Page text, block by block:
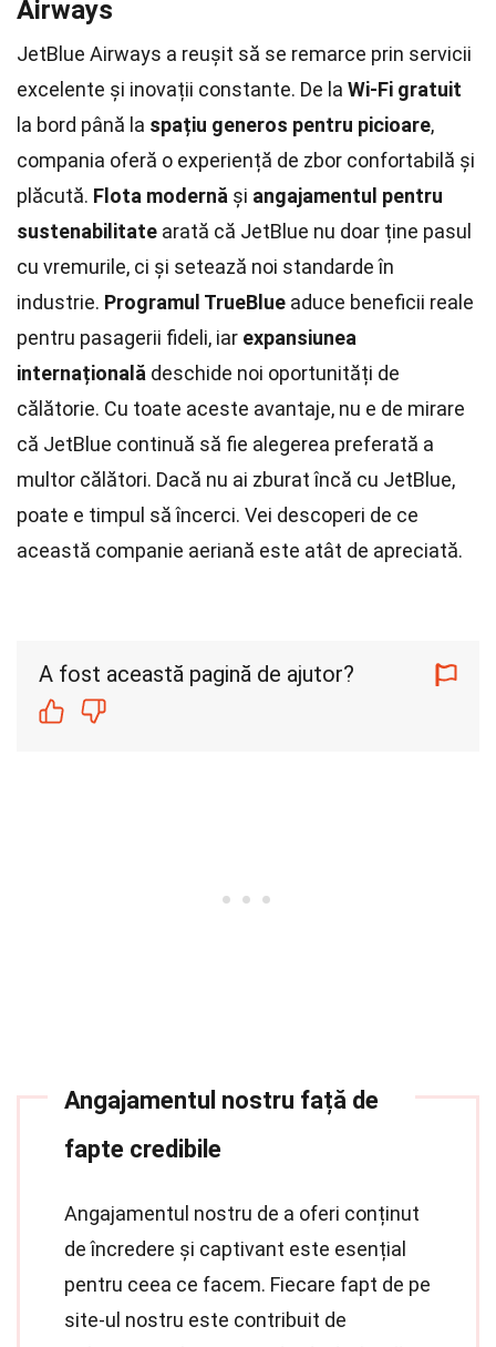
Airways
JetBlue Airways a reușit să se remarce prin servicii
excelente și inovații constante. De la Wi-Fi gratuit
la bord până la spațiu generos pentru picioare,
compania oferă o experiență de zbor confortabilă și
plăcută. Flota modernă și angajamentul pentru
sustenabilitate arată că JetBlue nu doar ține pasul
cu vremurile, ci și setează noi standarde în
industrie. Programul TrueBlue aduce beneficii reale
pentru pasagerii fideli, iar expansiunea
internațională deschide noi oportunități de
călătorie. Cu toate aceste avantaje, nu e de mirare
că JetBlue continuă să fie alegerea preferată a
multor călători. Dacă nu ai zburat încă cu JetBlue,
poate e timpul să încerci. Vei descoperi de ce
această companie aeriană este atât de apreciată.
A fost această pagină de ajutor?
Angajamentul nostru față de
fapte credibile
Angajamentul nostru de a oferi conținut
de încredere și captivant este esențial
pentru ceea ce facem. Fiecare fapt de pe
site-ul nostru este contribuit de